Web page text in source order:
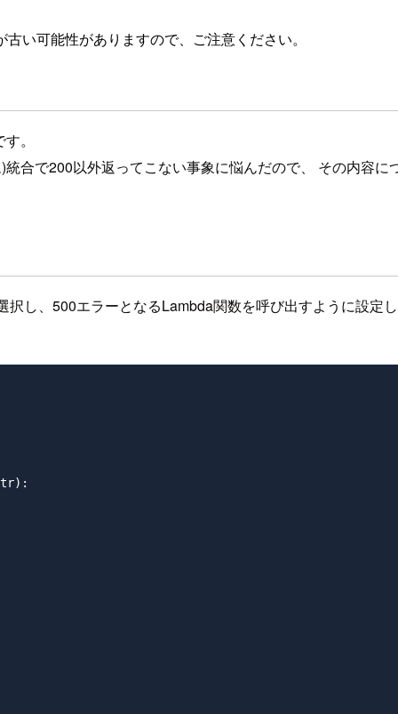
い可能性がありますので、ご注意ください。
。
合で200以外返ってこない事象に悩んだので、 その内容に
し、500エラーとなるLambda関数を呼び出すように設定